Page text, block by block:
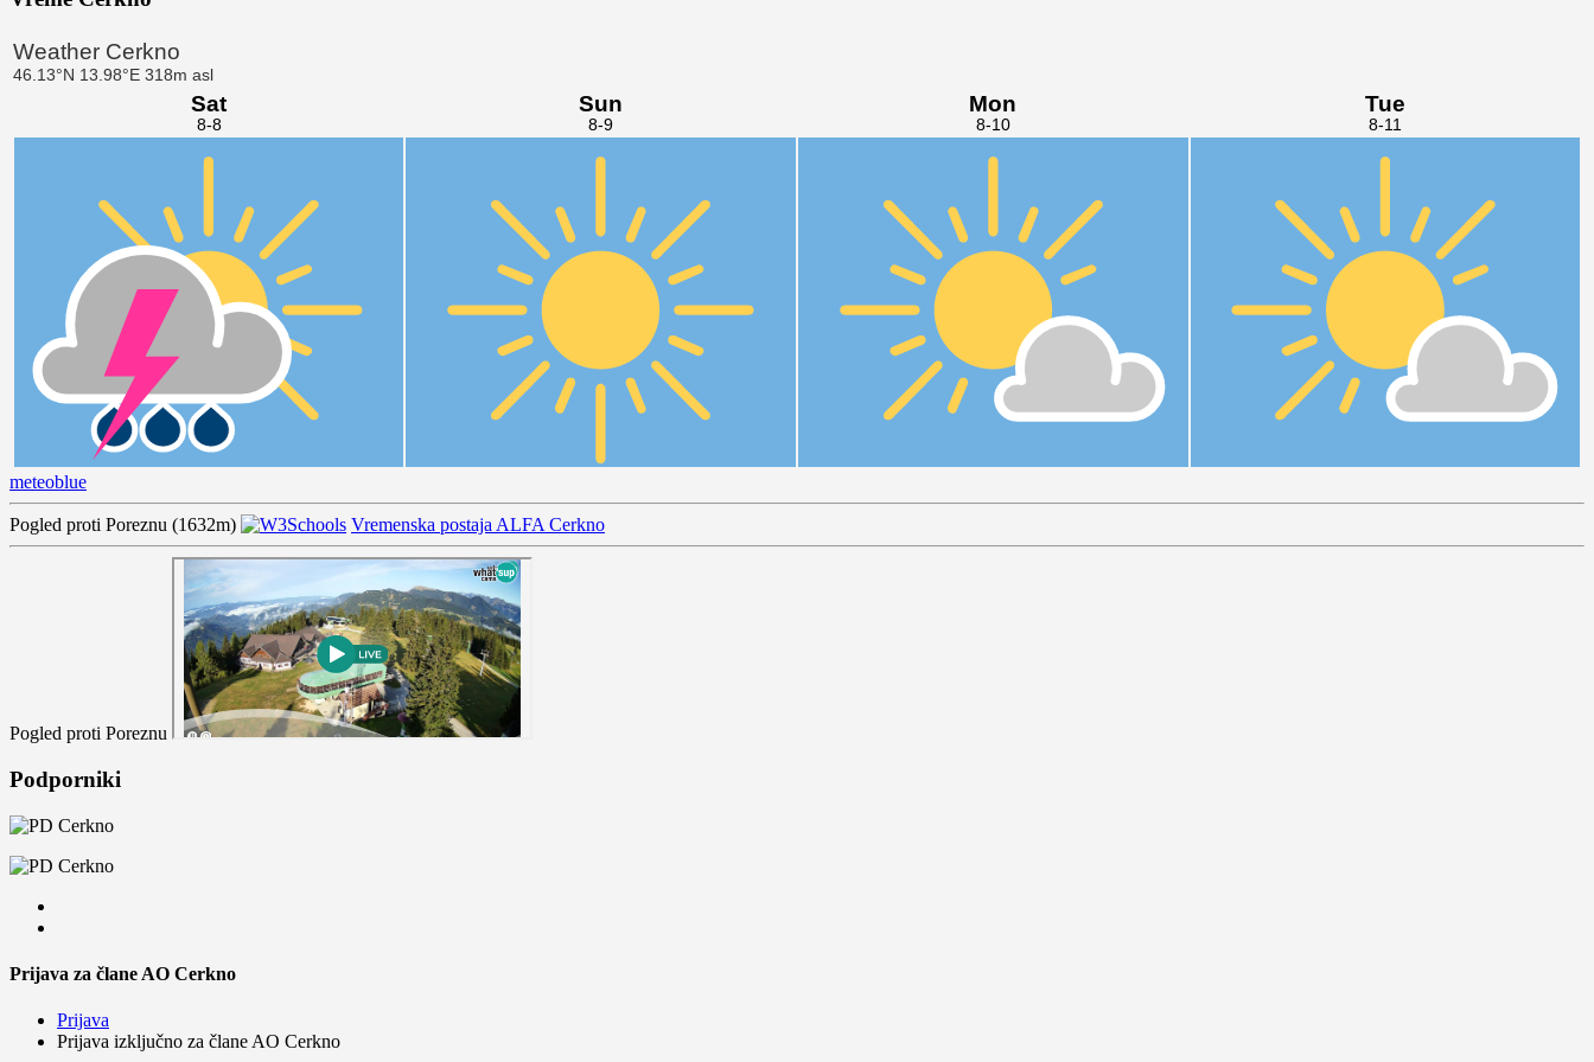
meteoblue
Pogled proti Poreznu (1632m) Vremenska postaja ALFA Cerkno
Pogled proti Poreznu
Podporniki
Prijava za člane AO Cerkno
Prijava
Prijava izključno za člane AO Cerkno